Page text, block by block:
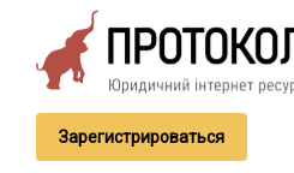
Зарегистрироваться